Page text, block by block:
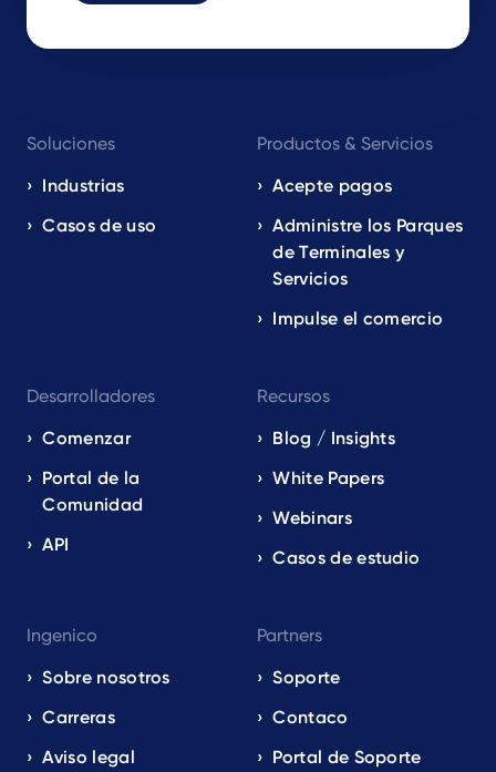
navigation
EN
Soluciones
Industrias
Casos de uso
Productos & Servicios
Acepte pagos
Administre los Parques
de Terminales y
Servicios
Impulse el comercio
Desarrolladores
Comenzar
Portal de la
Comunidad
API
Recursos
Blog / Insights
White Papers
Webinars
Casos de estudio
Ingenico
Sobre nosotros
Carreras
Aviso legal
Partners
Soporte
Contaco
Portal de Soporte